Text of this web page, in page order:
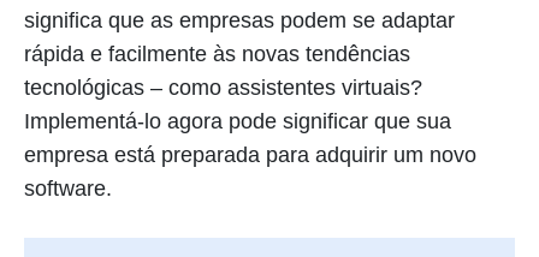
significa que as empresas podem se adaptar
rápida e facilmente às novas tendências
tecnológicas – como assistentes virtuais?
Implementá-lo agora pode significar que sua
empresa está preparada para adquirir um novo
software.